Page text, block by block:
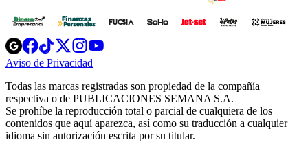
Opens
in
new
Opens
in
new
Opens
in
new
window
Opens
new
windowwindow
Aviso de Privacidad
new
window
Todas las marcas registradas son propiedad de la compañía
respectiva o de PUBLICACIONES SEMANA S.A.
Se prohíbe la reproducción total o parcial de cualquiera de los
contenidos que aquí aparezca, así como su traducción a cualquier
idioma sin autorización escrita por su titular.